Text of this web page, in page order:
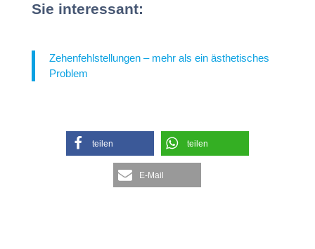
Sie interessant:
Zehenfehlstellungen – mehr als ein ästhetisches
Problem
teilen teilen
E-Mail